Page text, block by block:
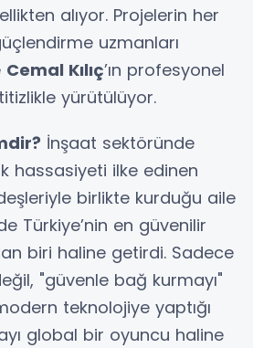
alıyor. Projelerin her
uzmanları
Cemal Kılıç’ın profesyonel
yürütülüyor.
İnşaat sektöründe
hassasiyeti ilke edinen
birlikte kurduğu aile
Türkiye’nin en güvenilir
biri haline getirdi. Sadece
"güvenle bağ kurmayı"
teknolojiye yaptığı
global bir oyuncu haline